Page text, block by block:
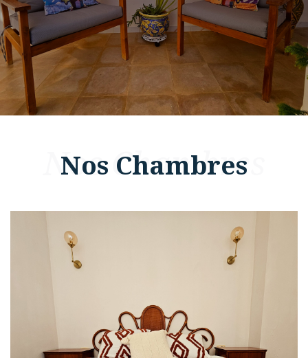
Nos Chambres
Nos Chambres